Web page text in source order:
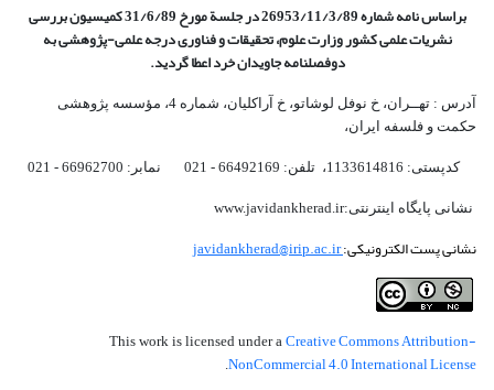
براساس نامه شماره 26953/11/3/89 در جلسة مورخ 31/6/89 کمیسیون
بررسی
نشریات علمی کشور وزارت علوم، تحقیقات و فناوری درجه علمی‌-پژوهشیبه
دوفصلنامه جاویدان خرد اعطا گردید.
آدرس : تهــران، خ نوفل لوشاتو، خ آراکلیان، شماره 4،‌ مؤسسه پژوهشی
حکمت و فلسفه ایران،‌
کدپستی: 1133614816، تلفن: 66492169 - 021 نمابر: 66962700 - 021
نشانی پایگاه اینترنتی:www.javidankherad.ir
نشانی پست الکترونیکی:javidankherad@irip.ac.ir
This work is licensed under a Creative Commons Attribution-
NonCommercial 4.0 International License